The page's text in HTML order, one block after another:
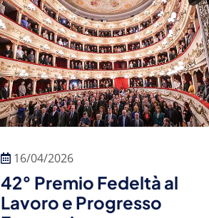
16/04/2026
42° Premio Fedeltà al
Lavoro e Progresso